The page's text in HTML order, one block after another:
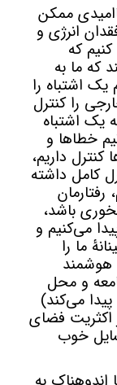
ممکن
انرژی و
که
که ما به
یک اشتباه را
را کنترل
یک اشتباه
خطاها و
کنترل داریم،
کامل داشته
رفتارمان
باشد،
می‌کنیم و
ما را
هوشمند
و محل
می‌کند)
اکثریت فضای
خوب